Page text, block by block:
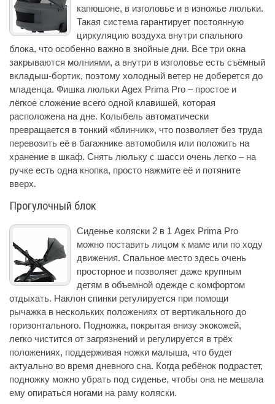
капюшоне, в изголовье и в изножье люльки.
Такая система гарантирует постоянную
циркуляцию воздуха внутри спального
блока, что особенно важно в знойные дни. Все три окна
закрываются молниями, а внутри в изголовье есть съёмный
вкладыш-бортик, поэтому холодный ветер не доберется до
младенца. Фишка люльки Agex Prima Pro – простое и
лёгкое сложение всего одной клавишей, которая
расположена на дне. Колыбель автоматически
превращается в тонкий «блинчик», что позволяет без труда
перевозить её в багажнике автомобиля или положить на
хранение в шкаф. Снять люльку с шасси очень легко – на
ручке есть одна кнопка, просто нажмите её и потяните
вверх.
Прогулочный блок
Сиденье коляски 2 в 1 Agex Prima Pro
можно поставить лицом к маме или по ходу
движения. Спальное место здесь очень
просторное и позволяет даже крупным
детям в объемной одежде с комфортом
отдыхать. Наклон спинки регулируется при помощи
рычажка в нескольких положениях от вертикального до
горизонтального. Подножка, покрытая внизу экокожей,
легко чистится от загрязнений и регулируется в трёх
положениях, поддерживая ножки малыша, что будет
актуально во время дневного сна. Когда ребёнок подрастет,
подножку можно убрать под сиденье, чтобы она не мешала
ему опираться ногами на раму коляски.